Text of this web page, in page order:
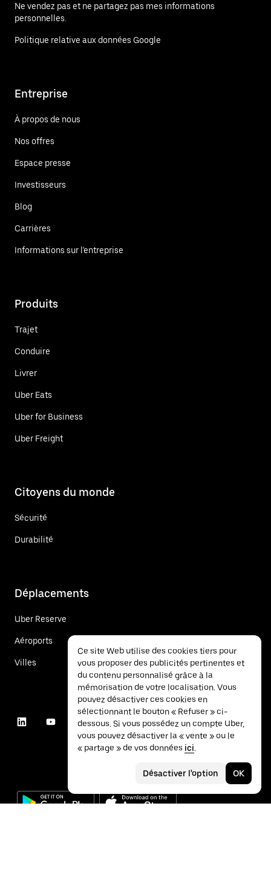
Ne vendez pas et ne partagez pas mes informations
personnelles.
Politique relative aux données Google
Entreprise
À propos de nous
Nos offres
Espace presse
Investisseurs
Blog
Carrières
Informations sur l'entreprise
Produits
Trajet
Conduire
Livrer
Uber Eats
Uber for Business
Uber Freight
Citoyens du monde
Sécurité
Durabilité
Déplacements
Uber Reserve
Aéroports
Villes
Ce site Web utilise des cookies tiers pour
vous proposer des publicités pertinentes et
du contenu personnalisé grâce à la
mémorisation de votre localisation. Vous
pouvez désactiver ces cookies en
sélectionnant le bouton « Refuser » ci-
dessous. Si vous possédez un compte Uber,
vous pouvez désactiver la « vente » ou le
« partage » de vos données ici.
Désactiver l'option OK